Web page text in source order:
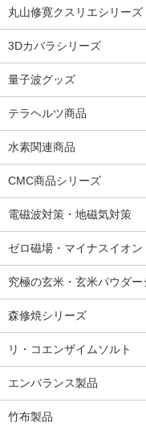
丸山修寛クスリエシリーズ
3Dカバラシリーズ
量子波グッズ
テラヘルツ商品
水素関連商品
CMC商品シリーズ
電磁波対策・地磁気対策
ゼロ磁場・マイナスイオン
究極の玄米・玄米パウダー
森修焼シリーズ
リ・コエンザイムソルト
エンバランス製品
竹布製品